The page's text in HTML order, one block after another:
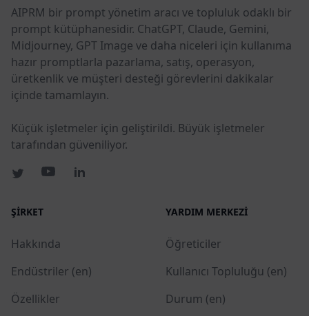
AIPRM bir prompt yönetim aracı ve topluluk odaklı bir
prompt kütüphanesidir. ChatGPT, Claude, Gemini,
Midjourney, GPT Image ve daha niceleri için kullanıma
hazır promptlarla pazarlama, satış, operasyon,
üretkenlik ve müşteri desteği görevlerini dakikalar
içinde tamamlayın.
Küçük işletmeler için geliştirildi. Büyük işletmeler
tarafından güveniliyor.
ŞIRKET
Hakkında
Endüstriler (en)
Özellikler
YARDIM MERKEZI
Öğreticiler
Kullanıcı Topluluğu (en)
Durum (en)